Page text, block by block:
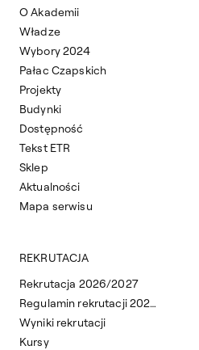
O Akademii
Władze
Wybory 2024
Pałac Czapskich
Projekty
Budynki
Dostępność
Tekst ETR
Sklep
Aktualności
Mapa serwisu
REKRUTACJA
Rekrutacja 2026/2027
Regulamin rekrutacji 2026/2027
Wyniki rekrutacji
Kursy